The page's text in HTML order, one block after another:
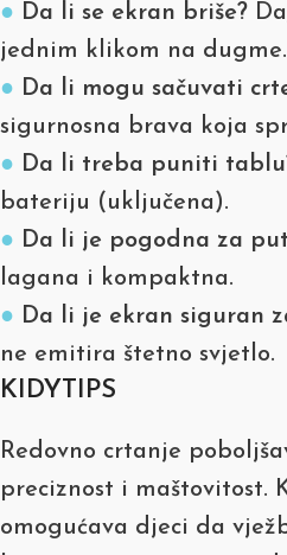
● Da li se ekran briše?
jednim klikom na dugme.
● Da li mogu sačuvati
sigurnosna brava koja
● Da li treba puniti
bateriju (uključena).
● Da li je pogodna za
lagana i kompaktna.
● Da li je ekran siguran
ne emitira štetno svjetlo.
KIDYTIPS
Redovno crtanje
preciznost i maštovitost.
omogućava djeci da